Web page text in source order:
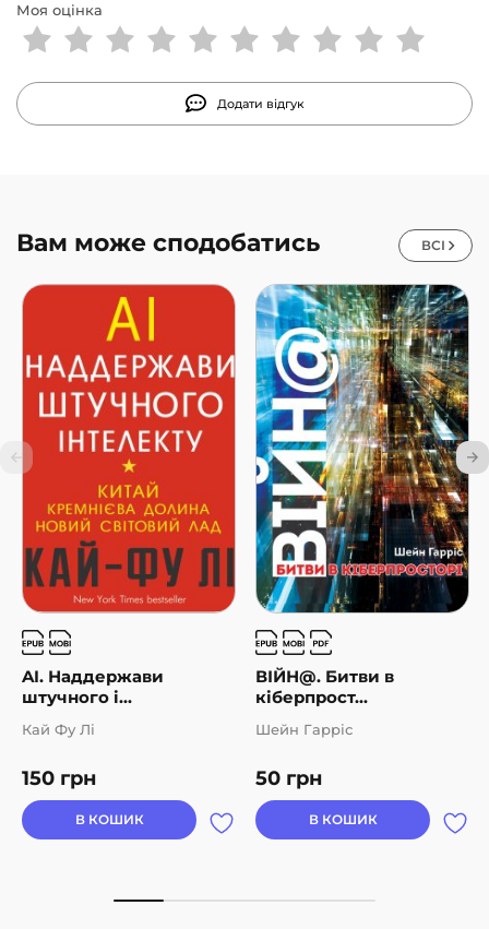
Моя оцінка
Додати відгук
Вам може сподобатись ВСІ
AI. Наддержави
штучного і...
150 грн
Кай Фу Лі
В КОШИК
ВІЙН@. Битви в
кіберпрост...
50 грн
Шейн Гарріс
В КОШИК